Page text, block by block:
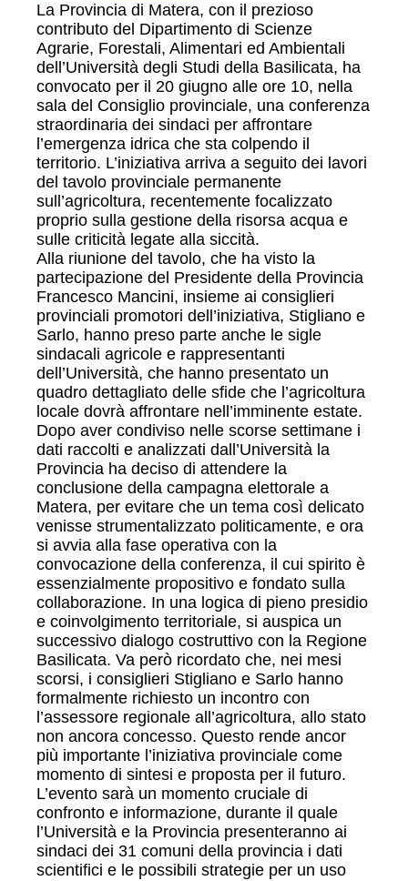
La Provincia di Matera, con il prezioso
contributo del Dipartimento di Scienze
Agrarie, Forestali, Alimentari ed Ambientali
dell’Università degli Studi della Basilicata, ha
convocato per il 20 giugno alle ore 10, nella
sala del Consiglio provinciale, una conferenza
straordinaria dei sindaci per affrontare
l’emergenza idrica che sta colpendo il
territorio. L’iniziativa arriva a seguito dei lavori
del tavolo provinciale permanente
sull’agricoltura, recentemente focalizzato
proprio sulla gestione della risorsa acqua e
sulle criticità legate alla siccità.
Alla riunione del tavolo, che ha visto la
partecipazione del Presidente della Provincia
Francesco Mancini, insieme ai consiglieri
provinciali promotori dell’iniziativa, Stigliano e
Sarlo, hanno preso parte anche le sigle
sindacali agricole e rappresentanti
dell’Università, che hanno presentato un
quadro dettagliato delle sfide che l’agricoltura
locale dovrà affrontare nell’imminente estate.
Dopo aver condiviso nelle scorse settimane i
dati raccolti e analizzati dall’Università la
Provincia ha deciso di attendere la
conclusione della campagna elettorale a
Matera, per evitare che un tema così delicato
venisse strumentalizzato politicamente, e ora
si avvia alla fase operativa con la
convocazione della conferenza, il cui spirito è
essenzialmente propositivo e fondato sulla
collaborazione. In una logica di pieno presidio
e coinvolgimento territoriale, si auspica un
successivo dialogo costruttivo con la Regione
Basilicata. Va però ricordato che, nei mesi
scorsi, i consiglieri Stigliano e Sarlo hanno
formalmente richiesto un incontro con
l’assessore regionale all’agricoltura, allo stato
non ancora concesso. Questo rende ancor
più importante l’iniziativa provinciale come
momento di sintesi e proposta per il futuro.
L’evento sarà un momento cruciale di
confronto e informazione, durante il quale
l’Università e la Provincia presenteranno ai
sindaci dei 31 comuni della provincia i dati
scientifici e le possibili strategie per un uso